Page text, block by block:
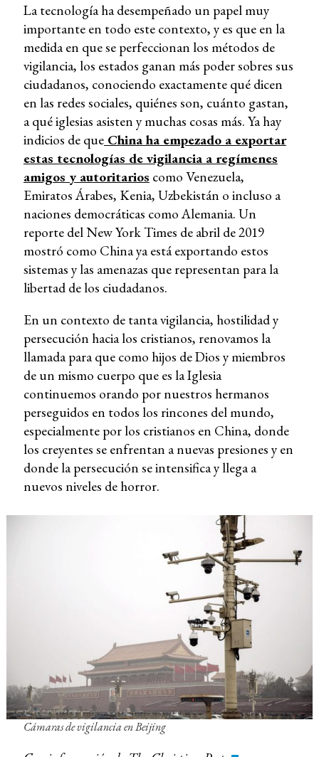
La tecnología ha desempeñado un papel muy
importante en todo este contexto, y es que en la
medida en que se perfeccionan los métodos de
vigilancia, los estados ganan más poder sobres sus
ciudadanos, conociendo exactamente qué dicen
en las redes sociales, quiénes son, cuánto gastan,
a qué iglesias asisten y muchas cosas más. Ya hay
indicios de queChina ha empezado a exportar
estas tecnologías de vigilancia a regímenes
amigos y autoritarios como Venezuela,
Emiratos Árabes, Kenia, Uzbekistán o incluso a
naciones democráticas como Alemania. Un
reporte del New York Times de abril de 2019
mostró como China ya está exportando estos
sistemas y las amenazas que representan para la
libertad de los ciudadanos.
En un contexto de tanta vigilancia, hostilidad y
persecución hacia los cristianos, renovamos la
llamada para que como hijos de Dios y miembros
de un mismo cuerpo que es la Iglesia
continuemos orando por nuestros hermanos
perseguidos en todos los rincones del mundo,
especialmente por los cristianos en China, donde
los creyentes se enfrentan a nuevas presiones y en
donde la persecución se intensifica y llega a
nuevos niveles de horror.
Cámaras de vigilancia en Beijing